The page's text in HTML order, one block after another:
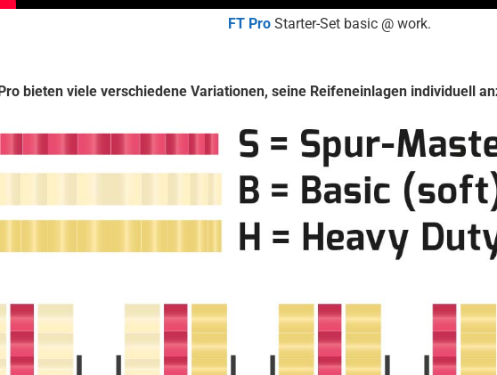
FT ProStarter-Set basic @ work.
bieten viele verschiedene Variationen, seine Reifeneinlagen individuell